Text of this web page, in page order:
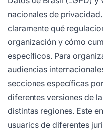
nacionales de
claramente qué
organización y cómo
específicos. Para
audiencias
secciones específicas
diferentes versiones de
distintas regiones. Este
usuarios de diferentes